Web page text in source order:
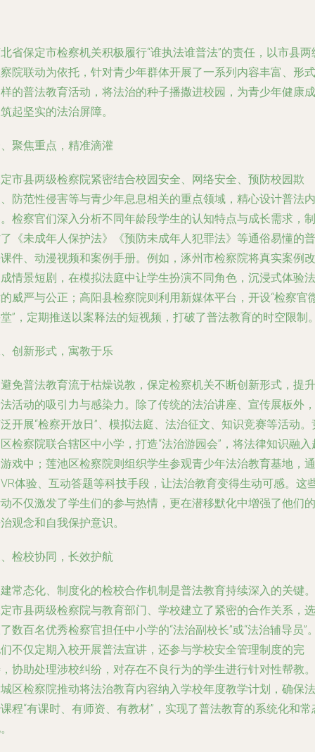
省保定市检察机关积极履行“谁执法谁普法”的责任，以市县两
院联动为依托，针对青少年群体开展了一系列内容丰富、形式
的普法教育活动，将法治的种子播撒进校园，为青少年健康成
起坚实的法治屏障。
聚焦重点，精准滴灌
市县两级检察院紧密结合校园安全、网络安全、预防校园欺
防范性侵害等与青少年息息相关的重点领域，精心设计普法内
检察官们深入分析不同年龄段学生的认知特点与成长需求，制
《未成年人保护法》《预防未成年人犯罪法》等通俗易懂的普
件、动漫视频和案例手册。例如，涿州市检察院将真实案例改
情景短剧，在模拟法庭中让学生扮演不同角色，沉浸式体验法
威严与公正；高阳县检察院则利用新媒体平台，开设“检察官
”，定期推送以案释法的短视频，打破了普法教育的时空限制
创新形式，寓教于乐
免普法教育流于枯燥说教，保定检察机关不断创新形式，提升
活动的吸引力与感染力。除了传统的法治讲座、宣传展板外，
开展“检察开放日”、模拟法庭、法治征文、知识竞赛等活动。
检察院联合辖区中小学，打造“法治游园会”，将法律知识融入
戏中；莲池区检察院则组织学生参观青少年法治教育基地，通
体验、互动答题等科技手段，让法治教育变得生动可感。这
不仅激发了学生们的参与热情，更在潜移默化中增强了他们的
观念和自我保护意识。
检校协同，长效护航
常态化、制度化的检校合作机制是普法教育持续深入的关键。
市县两级检察院与教育部门、学校建立了紧密的合作关系，选
数百名优秀检察官担任中小学的“法治副校长”或“法治辅导员”
不仅定期入校开展普法宣讲，还参与学校安全管理制度的完
协助处理涉校纠纷，对存在不良行为的学生进行针对性帮教。
区检察院推动将法治教育内容纳入学校年度教学计划，确保法
程“有课时、有师资、有教材”，实现了普法教育的系统化和常